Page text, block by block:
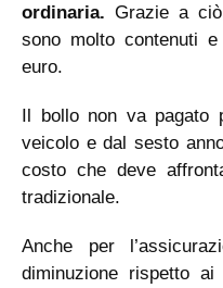
ordinaria. Grazie a
sono molto contenuti
euro.
Il bollo non va
veicolo e dal sesto
costo che deve
tradizionale.
Anche per
diminuzione rispetto